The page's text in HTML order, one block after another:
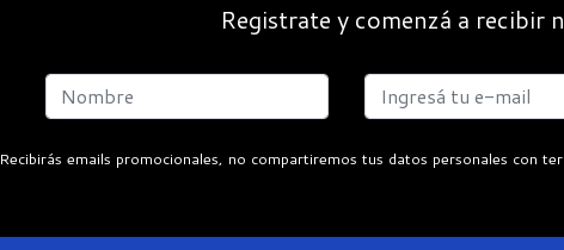
Registrate y comenzá a recibir
Recibirás emails promocionales, no compartiremos tus datos personales con